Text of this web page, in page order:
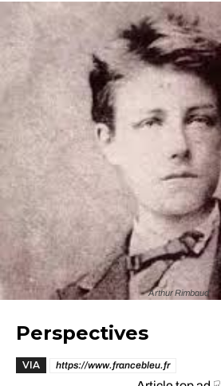
Arthur Rimbaud
Perspectives
VIA https://www.francebleu.fr